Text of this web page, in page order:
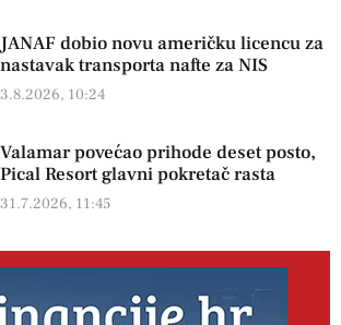
JANAF dobio novu američku licencu za
nastavak transporta nafte za NIS
3.8.2026, 10:24
Valamar povećao prihode deset posto,
Pical Resort glavni pokretač rasta
31.7.2026, 11:45